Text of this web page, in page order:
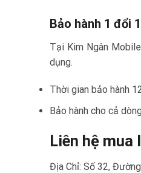
Bảo hành 1 đổi
Tại Kim Ngân
dụng.
Thời gian bảo hành
Bảo hành cho cả
Liên hệ mua
Địa Chỉ: Số 32,